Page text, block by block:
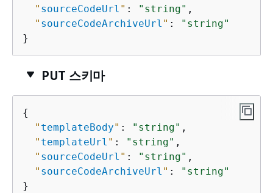
" sourceCodeUrl " : "string" ,
" sourceCodeArchiveUrl " :
"string"
}
PUT 스키마
{
" templateBody" : "string" ,
" templateUrl " : "string" ,
" sourceCodeUrl " : "string" ,
" sourceCodeArchiveUrl " :
"string"
}